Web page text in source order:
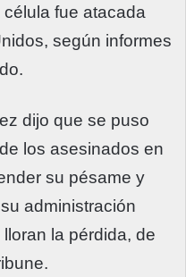
fue atacada
según informes
dijo que se puso
los asesinados en
su pésame y
administración
la pérdida, de